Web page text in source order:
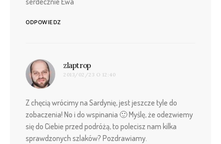
ODPOWIEDZ
zlaptrop
2013/02/23 O 12:40
Z chęcią wrócimy na Sardynię, jest jeszcze tyle do
zobaczenia! No i do wspinania 🙂 Myślę, że odezwiemy
się do Ciebie przed podróżą, to polecisz nam kilka
sprawdzonych szlaków? Pozdrawiamy.